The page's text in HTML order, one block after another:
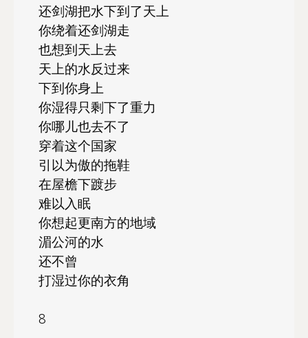
还剑湖把水下到了天上
你绕着还剑湖走
也想到天上去
天上的水反过来
下到你身上
你湿得只剩下了重力
你哪儿也去不了
穿着这个国家
引以为傲的拖鞋
在屋檐下踱步
难以入眠
你想起更南方的地域
湄公河的水
还不曾
打湿过你的衣角
8